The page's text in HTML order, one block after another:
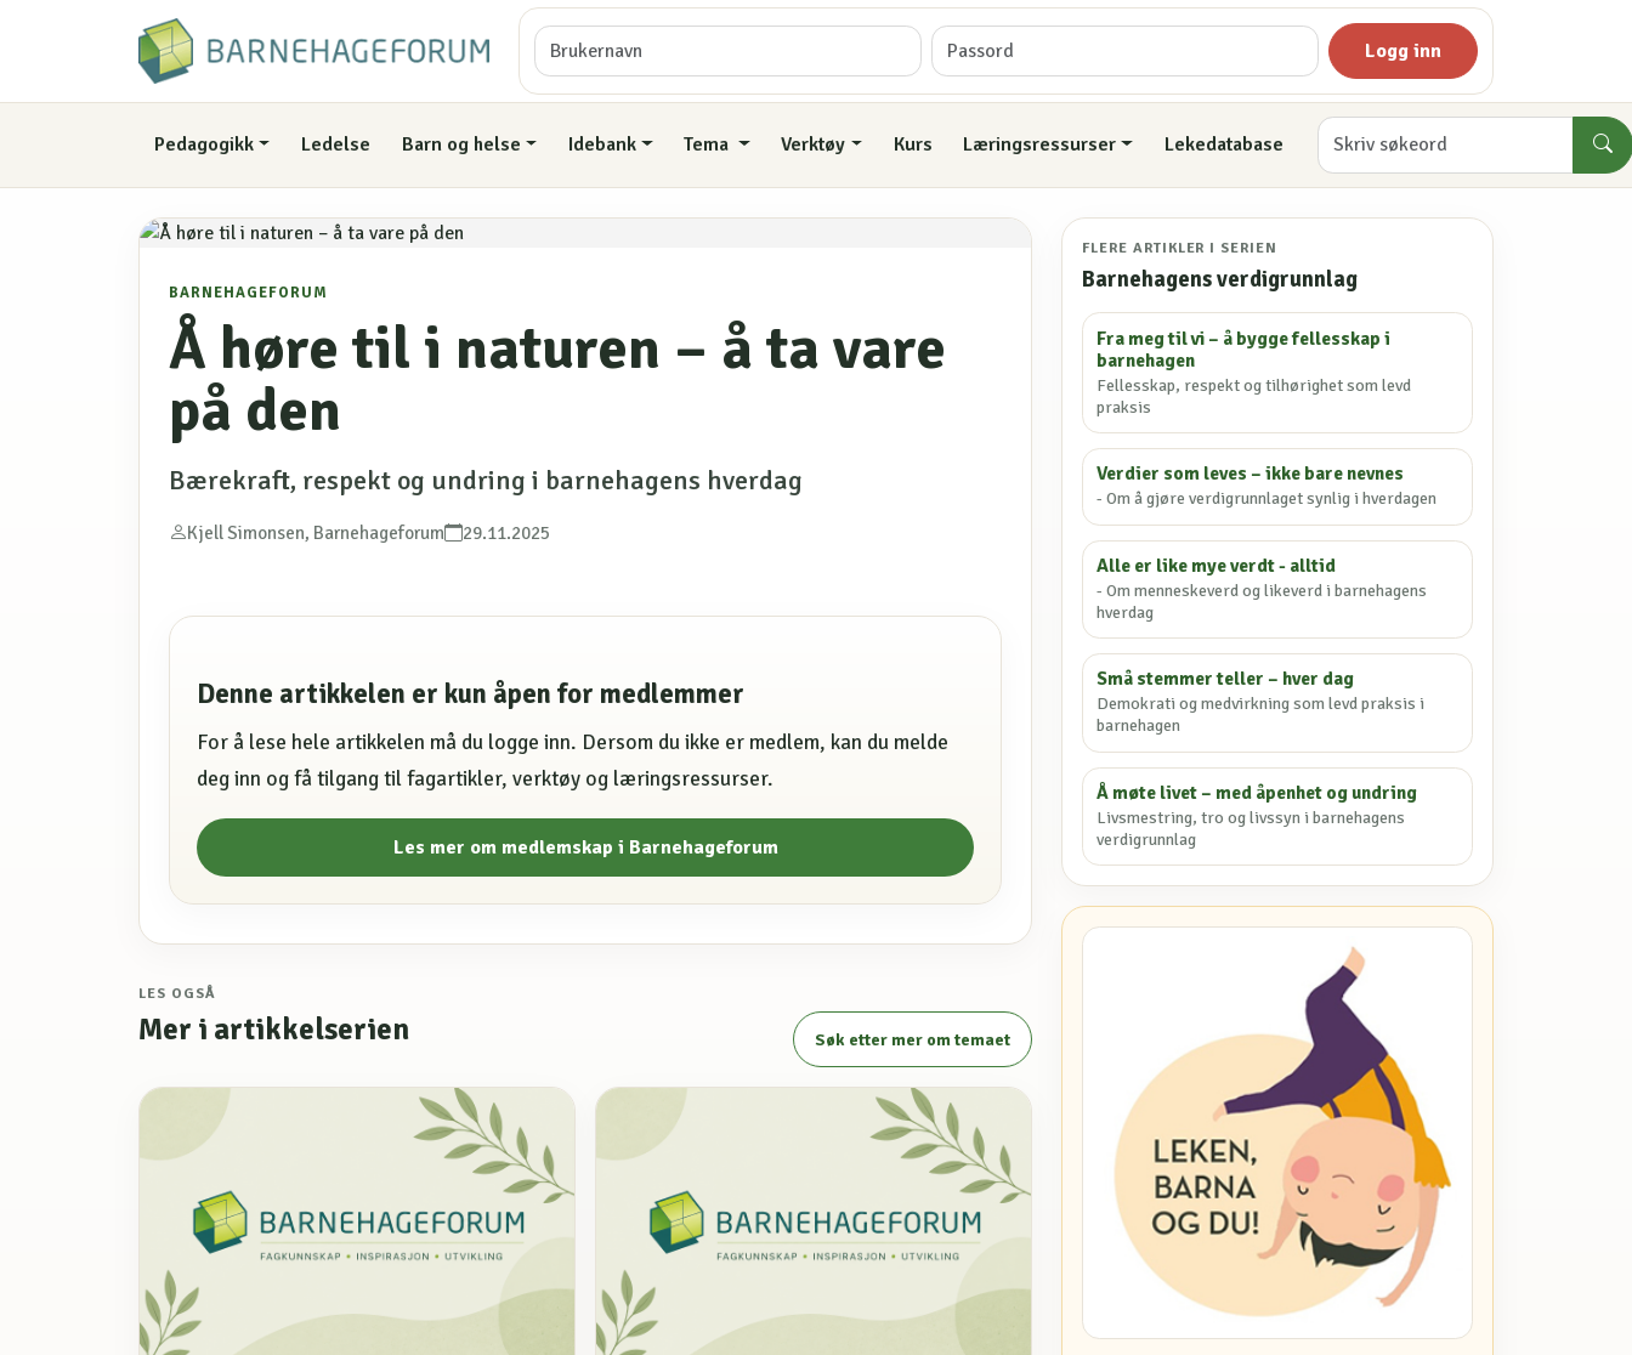
Logg inn
Pedagogikk Ledelse Barn og helse Idebank Tema Verktøy Kurs Læringsressurser Lekedatabase
BARNEHAGEFORUM
Å høre til i naturen – å ta vare
på den
Bærekraft, respekt og undring i barnehagens hverdag
Kjell Simonsen, Barnehageforum 29.11.2025
Denne artikkelen er kun åpen for medlemmer
For å lese hele artikkelen må du logge inn. Dersom du ikke er medlem, kan du melde
deg inn og få tilgang til fagartikler, verktøy og læringsressurser.
Les mer om medlemskap i Barnehageforum
LES OGSÅ
Mer i artikkelserien Søk etter mer om temaet
FLERE ARTIKLER I SERIEN
Barnehagens verdigrunnlag
Fra meg til vi – å bygge fellesskap i
barnehagen
Fellesskap, respekt og tilhørighet som levd
praksis
Verdier som leves – ikke bare nevnes
- Om å gjøre verdigrunnlaget synlig i hverdagen
Alle er like mye verdt - alltid
- Om menneskeverd og likeverd i barnehagens
hverdag
Små stemmer teller – hver dag
Demokrati og medvirkning som levd praksis i
barnehagen
Å møte livet – med åpenhet og undring
Livsmestring, tro og livssyn i barnehagens
verdigrunnlag